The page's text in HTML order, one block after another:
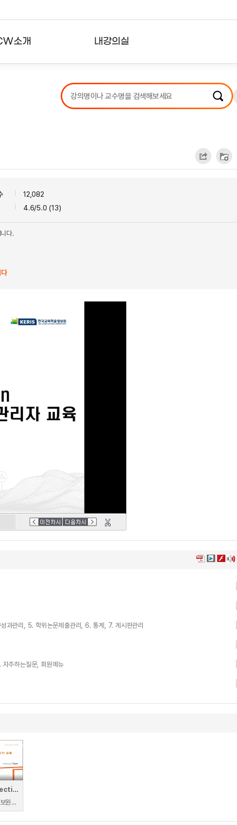
소개 내강의실
강의리스트
수강확인증강의
12,082
4.6/5.0 (13)
다.
과관리, 5. 학위논문제출관리, 6. 통계, 7. 게시판관리
주하는질문, 회원메뉴
2021년 dCollection 참여대학 관리자 교육
한국교육학술정보원 | 임은주